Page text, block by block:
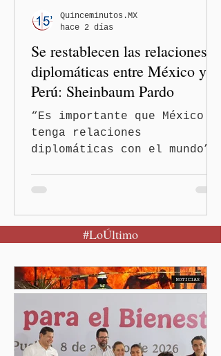
señalados como
discriminatorios hacia
hombres y personas adultas
mayores.
Se restablecen las relaciones
diplomáticas entre México y
Perú: Sheinbaum Pardo
“Es importante que México
tenga relaciones
diplomáticas con el mundo”,
Sheinbaum Pardo anunció el
restablecimiento de las
entre los gobiernos de
México y Perú. “Es
la orientación política de
los gobiernos —porque hay
orientaciones políticas de
Quinceminutos.MX
hace 2 días
#LoÚltimo